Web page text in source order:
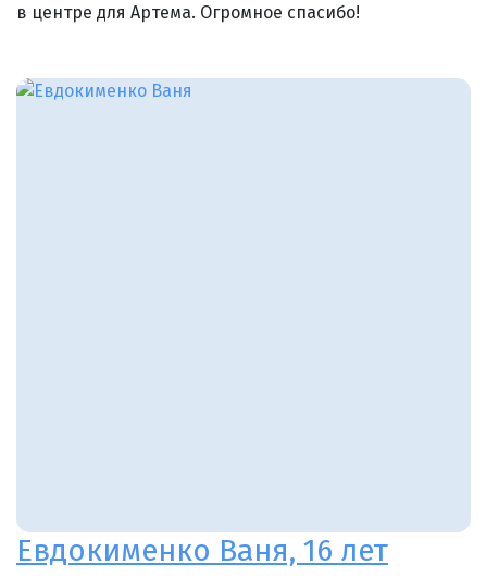
в центре для Артема. Огромное спасибо!
Евдокименко Ваня, 16 лет